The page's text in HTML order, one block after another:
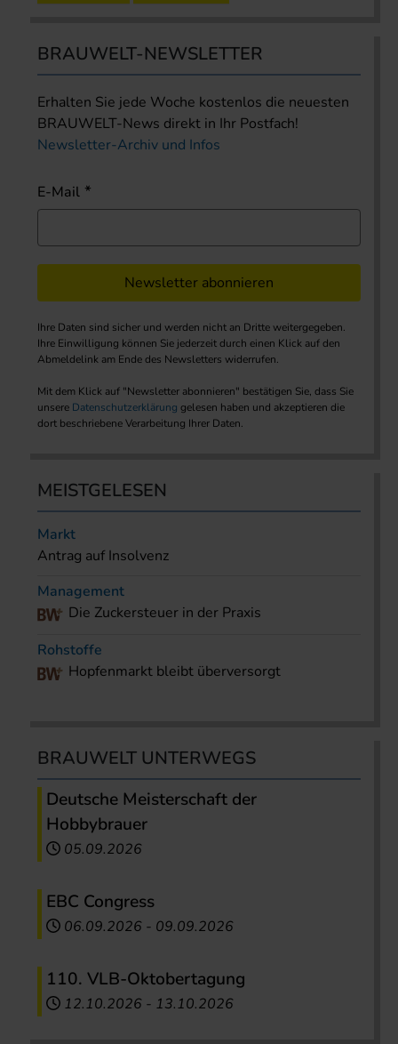
BRAUWELT-NEWSLETTER
Erhalten Sie jede Woche kostenlos die neuesten
BRAUWELT-News direkt in Ihr Postfach!
Newsletter-Archiv und Infos
E-Mail
Newsletter abonnieren
Ihre Daten sind sicher und werden nicht an Dritte weitergegeben.
Ihre Einwilligung können Sie jederzeit durch einen Klick auf den
Abmeldelink am Ende des Newsletters widerrufen.
Mit dem Klick auf "Newsletter abonnieren" bestätigen Sie, dass Sie
unsere Datenschutzerklärung gelesen haben und akzeptieren die
dort beschriebene Verarbeitung Ihrer Daten.
MEISTGELESEN
Markt
Antrag auf Insolvenz
Management
Die Zuckersteuer in der Praxis
Rohstoffe
Hopfenmarkt bleibt überversorgt
BRAUWELT UNTERWEGS
Deutsche Meisterschaft der
Hobbybrauer
05.09.2026
EBC Congress
06.09.2026 - 09.09.2026
110. VLB-Oktobertagung
12.10.2026 - 13.10.2026